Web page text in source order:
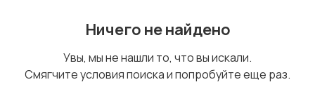
стабилизаторы
оборудование
Ничего не найдено
Увы, мы не нашли то, что вы искали.
Смягчите условия поиска и попробуйте еще раз.